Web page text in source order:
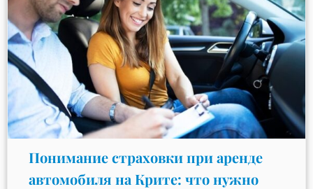
Понимание страховки при аренде
автомобиля на Крите: что нужно